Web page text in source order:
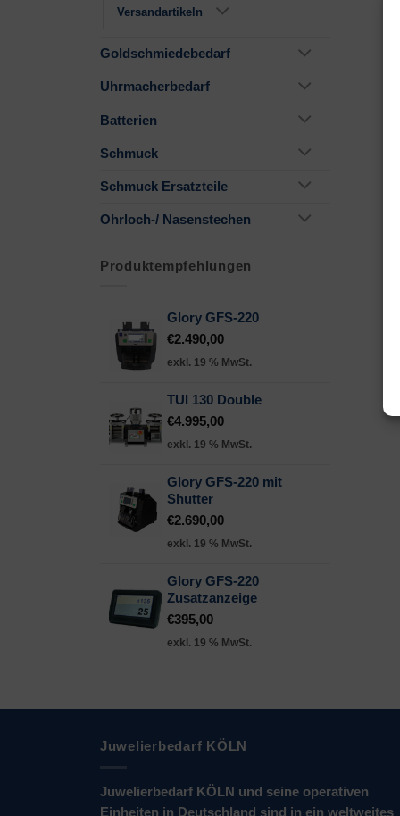
Versandartikeln
Goldschmiedebedarf
Uhrmacherbedarf
Batterien
Schmuck
Schmuck Ersatzteile
Ohrloch-/ Nasenstechen
Produktempfehlungen
Glory GFS-220
€2.490,00
exkl. 19 % MwSt.
TUI 130 Double
€4.995,00
exkl. 19 % MwSt.
Glory GFS-220 mit
Shutter
€2.690,00
exkl. 19 % MwSt.
Glory GFS-220
Zusatzanzeige
€395,00
exkl. 19 % MwSt.
Juwelierbedarf KÖLN
Juwelierbedarf KÖLN und seine operativen
Einheiten in Deutschland sind in ein weltweites